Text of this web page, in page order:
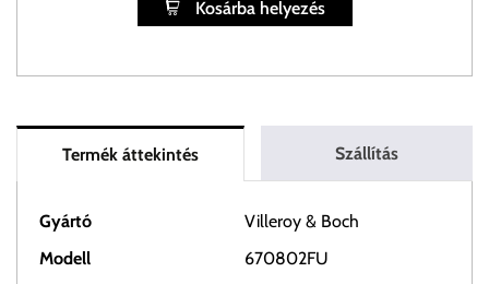
Kosárba helyezés
Termék áttekintés Szállítás
Gyártó
Villeroy & Boch
Modell
670802FU